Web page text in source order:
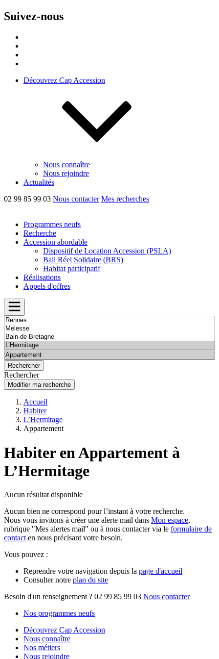
Suivez-nous
Découvrez Cap Accession
Nous connaître
Nous rejoindre
Actualités
02 99 85 99 03 Nous contacter Mes recherches
Programmes neufs
Recherche
Accession abordable
Dispositif de Location Accession (PSLA)
Bail Réel Solidaire (BRS)
Habitat participatif
Réalisations
Appels d'offres
Rechercher
Modifier ma recherche
Accueil
Habiter
L’Hermitage
Appartement
Habiter en Appartement à
L’Hermitage
Aucun résultat disponible
Aucun bien ne correspond pour l’instant à votre recherche.
Nous vous invitons à créer une alerte mail dans Mon espace,
rubrique "Mes alertes mail" ou à nous contacter via le formulaire de
contact en nous précisant votre besoin.
Vous pouvez :
Reprendre votre navigation depuis la page d'accueil
Consulter notre plan du site
Besoin d'un renseignement ? 02 99 85 99 03 Nous contacter
Nos programmes neufs
Découvrez Cap Accession
Nous connaître
Nos métiers
Nous rejoindre